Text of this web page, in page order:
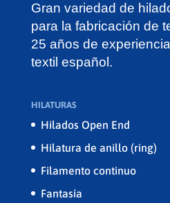
Gran variedad de
para la fabricación de
25 años de
textil español.
HILATURAS
Hilados Open End
Hilatura de anillo (ring)
Filamento continuo
Fantasía